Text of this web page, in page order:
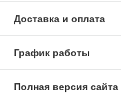
Доставка и оплата
График работы
Полная версия сайта